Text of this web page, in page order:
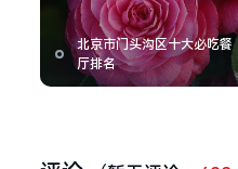
北京市门头沟区十大必吃餐
厅排名